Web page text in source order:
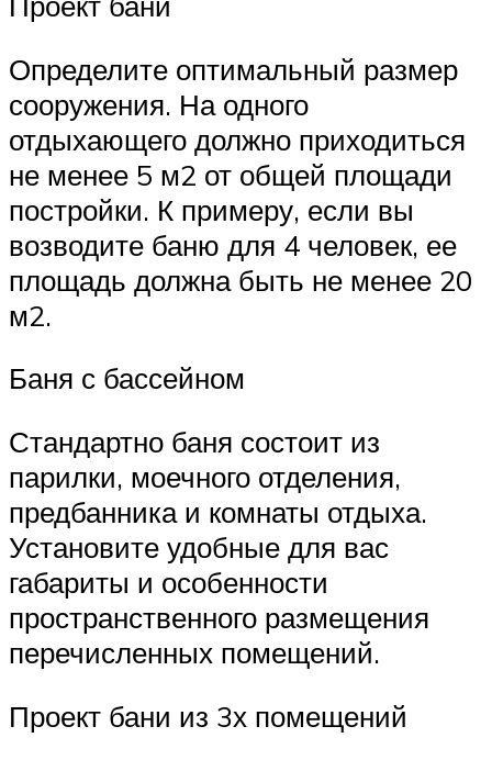
Определите оптимальный размер
сооружения. На одного
отдыхающего должно приходиться
не менее 5 м2 от общей площади
постройки. К примеру, если вы
возводите баню для 4 человек, ее
площадь должна быть не менее 20
м2.
Баня с бассейном
Стандартно баня состоит из
парилки, моечного отделения,
предбанника и комнаты отдыха.
Установите удобные для вас
габариты и особенности
пространственного размещения
перечисленных помещений.
Проект бани из 3х помещений